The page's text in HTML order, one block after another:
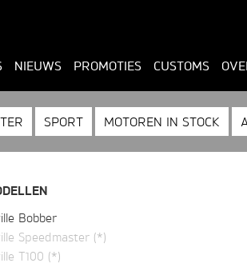
NIEUWS PROMOTIES CUSTOMS
SPORT MOTOREN IN STOCK
Bobber
Speedmaster (*)
T100 (*)